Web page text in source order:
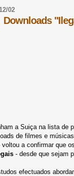
02
Downloads
a Suiça na lista de
de filmes e
voltou a confirmar que
- desde que sejam
efectuados